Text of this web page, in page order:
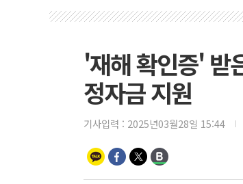
'재해 확인증' 받
정자금 지원
기사입력 : 2025년03월28일 15:44